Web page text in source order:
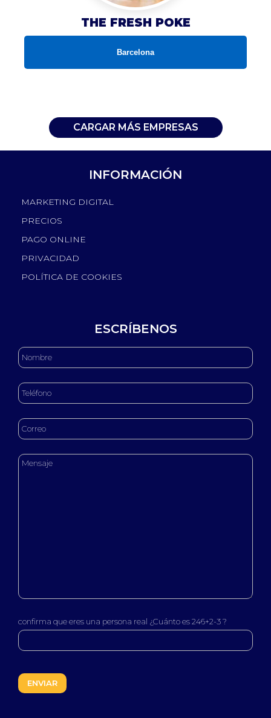
THE FRESH POKE
Barcelona
CARGAR MÁS EMPRESAS
INFORMACIÓN
MARKETING DIGITAL
PRECIOS
PAGO ONLINE
PRIVACIDAD
POLÍTICA DE COOKIES
ESCRÍBENOS
confirma que eres una persona real ¿Cuánto es 246+2-3 ?